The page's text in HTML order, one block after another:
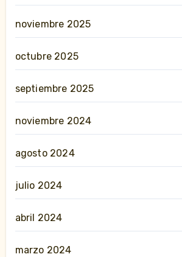
noviembre 2025
octubre 2025
septiembre 2025
noviembre 2024
agosto 2024
julio 2024
abril 2024
marzo 2024